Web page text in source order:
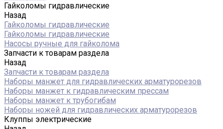
Гайколомы гидравлические
Назад
Гайколомы гидравлические
Гайколомы гидравлические
Насосы ручные для гайколома
Запчасти к товарам раздела
Назад
Запчасти к товарам раздела
Наборы манжет для гидравлических арматурорезов
Наборы манжет к гидравлическим прессам
Наборы манжет к трубогибам
Наборы ножей для гидравлических арматурорезов
Клуппы электрические